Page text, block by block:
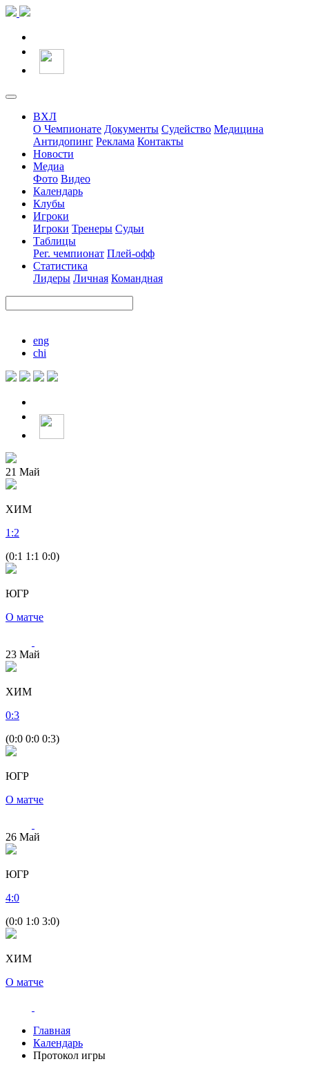
ВХЛ
О Чемпионате Документы Судейство Медицина
Антидопинг Реклама Контакты
Новости
Медиа
Фото Видео
Календарь
Клубы
Игроки
Игроки Тренеры Судьи
Таблицы
Рег. чемпионат Плей-офф
Статистика
Лидеры Личная Командная
eng
chi
21 Май
ХИМ
1 :2
(0:1 1:1 0:0)
ЮГР
О матче
23 Май
ХИМ
0:3
(0:0 0:0 0:3)
ЮГР
О матче
26 Май
ЮГР
4:0
(0:0 1:0 3:0)
ХИМ
О матче
Главная
Календарь
Протокол игры